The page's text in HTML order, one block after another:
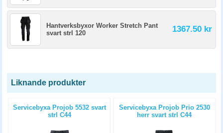
Hantverksbyxor Worker Stretch Pant
svart strl 120
1367.50 kr
Liknande produkter
Servicebyxa Projob 5532 svart
strl C44
Servicebyxa Projob Prio 2530
herr svart strl C44